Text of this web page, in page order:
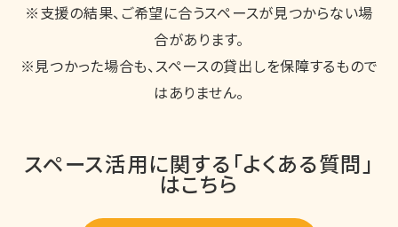
※支援の結果、ご希望に合うスペースが見つからない場
合があります。
※見つかった場合も、スペースの貸出しを保障するもので
はありません。
スペース活用に関する「よくある質問」
はこちら